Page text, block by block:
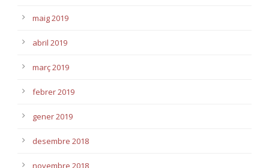
maig 2019
abril 2019
març 2019
febrer 2019
gener 2019
desembre 2018
novembre 2018